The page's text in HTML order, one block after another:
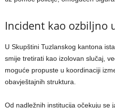
Incident kao ozbiljno
U Skupštini Tuzlanskog kantona
smije tretirati kao izolovan slučaj,
moguće propuste u koordinaciji
obavještajnih struktura.
Od nadležnih institucija očekuju se